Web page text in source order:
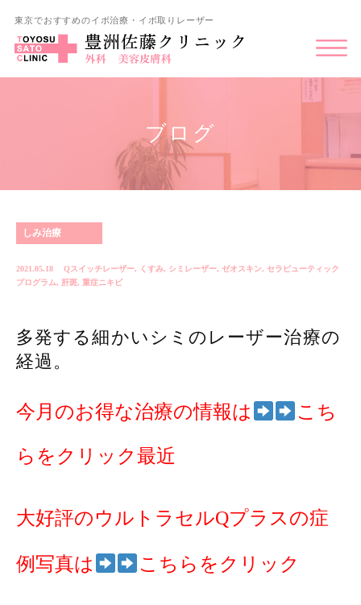
東京でおすすめのイボ治療・イボ取りレーザー
ブログ
しみ治療
2021.05.18 Qスイッチレーザー, くすみ, シミレーザー, ゼオスキン, セラピューティック
プログラム, 肝斑, 重症ニキビ
多発する細かいシミのレーザー治療の
経過。
今月のお得な治療の情報は こち
らをクリック最近
大好評のウルトラセルQプラスの症
例写真は こちらをクリック